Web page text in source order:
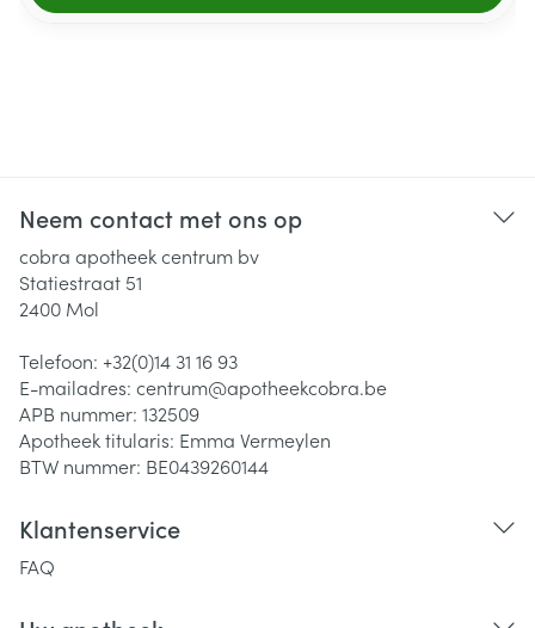
Neem contact met ons op
cobra apotheek centrum bv
Statiestraat 51
2400 Mol
Telefoon: +32(0)14 31 16 93
E-mailadres: centrum@apotheekcobra.be
APB nummer: 132509
Apotheek titularis: Emma Vermeylen
BTW nummer: BE0439260144
Klantenservice
FAQ